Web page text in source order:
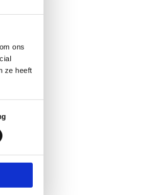
ons
ze heeft
knop